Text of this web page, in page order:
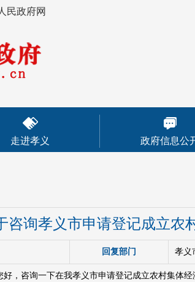
民政府网
走进孝义 政府信息公
咨询孝义市申请登记成立农
回复部门 孝义
好，咨询一下在我孝义市申请登记成立农村集体经